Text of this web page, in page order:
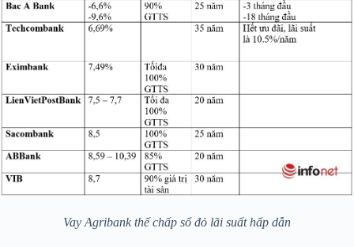
Vay Agribank thế chấp sổ đỏ lãi suất hấp dẫn